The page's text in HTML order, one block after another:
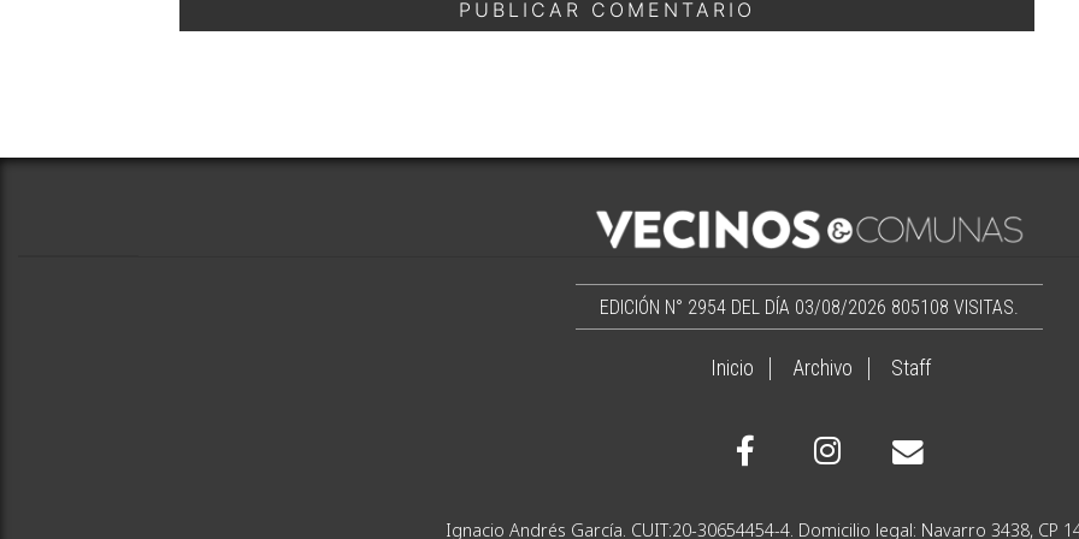
EDICIÓN N° 2954 DEL DÍA 03/08/2026 805108 VISITAS.
Inicio Archivo Staff
Ignacio Andrés García. CUIT:20-30654454-4. Domicilio